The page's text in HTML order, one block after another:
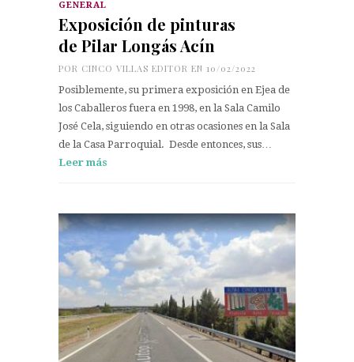
GENERAL
Exposición de pinturas
de Pilar Longás Acín
POR CINCO VILLAS EDITOR EN 10/02/2022
Posiblemente, su primera exposición en Ejea de
los Caballeros fuera en 1998, en la Sala Camilo
José Cela, siguiendo en otras ocasiones en la Sala
de la Casa Parroquial. Desde entonces, sus…
Leer más